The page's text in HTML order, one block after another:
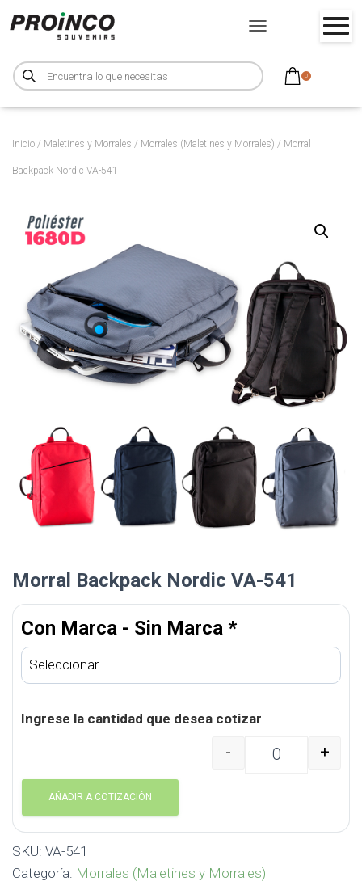
B
ú
s
u
d
r
0
CAMBIAR MODO DE
Inicio / Maletines y Morrales / Morrales (Maletines y Morrales) / Morral
Backpack Nordic VA-541
Morral Backpack Nordic VA-541
Con Marca - Sin Marca *
Ingrese la cantidad que desea cotizar
Morral Backpack
- +
AÑADIR A COTIZACIÓN
SKU: VA-541
Categoría: Morrales (Maletines y Morrales)